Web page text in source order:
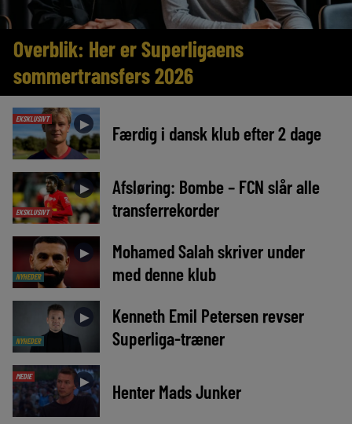
Overblik: Her er Superligaens
sommertransfers 2026
EKSKLUSIVT ► Færdig i dansk klub efter 2 dage
EKSKLUSIVT
►
Afsløring: Bombe – FCN slår alle
transferrekorder
NYHEDER
►
Mohamed Salah skriver under
med denne klub
NYHEDER
►
Kenneth Emil Petersen revser
Superliga-træner
MEDIE ► Henter Mads Junker